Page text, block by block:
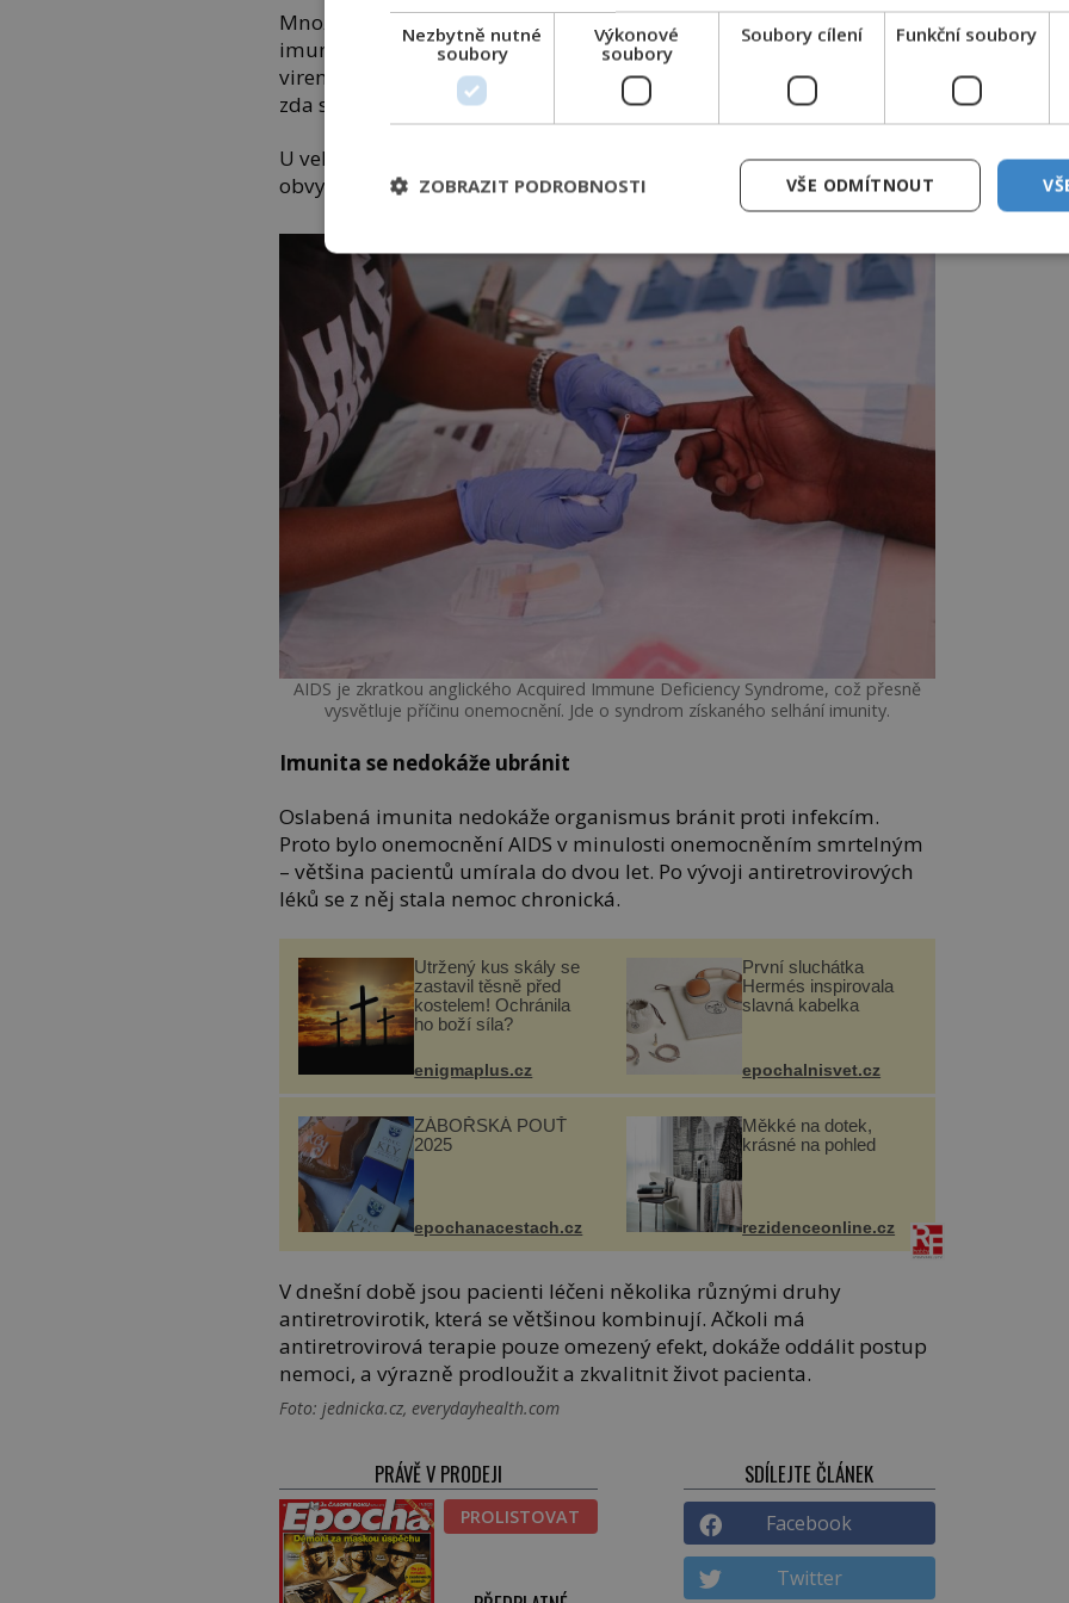
Množící se virus krvinky zabíjí, jejich klesající počet vede k selhávání
imunity a rozvoji onemocnění AIDS. Ničení imunitního systému
virem HIV je postupné a může trvat i několik let. Předem nelze říct,
zda se u dané osoby onemocnění projeví.
U velké většiny z nich dojde k rozvoji některého z příznaků HIV/AIDS
obvykle za 10 až 15 let po infekci.
AIDS je zkratkou anglického Acquired Immune Deficiency Syndrome, což přesně
vysvětluje příčinu onemocnění. Jde o syndrom získaného selhání imunity.
Imunita se nedokáže ubránit
Oslabená imunita nedokáže organismus bránit proti infekcím.
Proto bylo onemocnění AIDS v minulosti onemocněním smrtelným
– většina pacientů umírala do dvou let. Po vývoji antiretrovirových
léků se z něj stala nemoc chronická.
Utržený kus skály se
zastavil těsně před
kostelem! Ochránila
ho boží síla?
enigmaplus.cz
První sluchátka
Hermés inspirovala
slavná kabelka
epochalnisvet.cz
ZÁBOŘSKÁ POUŤ
2025
epochanacestach.cz
Měkké na dotek,
krásné na pohled
rezidenceonline.cz
V dnešní době jsou pacienti léčeni několika různými druhy
antiretrovirotik, která se většinou kombinují. Ačkoli má
antiretrovirová terapie pouze omezený efekt, dokáže oddálit postup
nemoci, a výrazně prodloužit a zkvalitnit život pacienta.
Foto: jednicka.cz, everydayhealth.com
PRÁVĚ V PRODEJI
PROLISTOVAT
SDÍLEJTE ČLÁNEK
Facebook
Twitter
Nezbytně nutné
soubory
Výkonové
soubory
Soubory cílení Funkční soubory
VŠE ODMÍTNOUT
ZOBRAZIT PODROBNOSTI